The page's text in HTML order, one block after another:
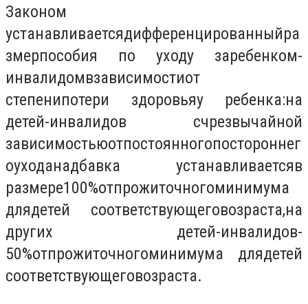
Законом
устанавливаетсядифференцированныйра
змерпособия по уходу заребенком-
инвалидомвзависимостиот
степенипотери здоровьяу ребенка:на
детей-инвалидов счрезвычайной
зависимостьюотпостоянногопостороннег
оуходанадбавка устанавливаетсяв
размере100%отпрожиточногоминимума
длядетей соответствующеговозраста,на
других детей-инвалидов-
50%отпрожиточногоминимума длядетей
соответствующеговозраста.